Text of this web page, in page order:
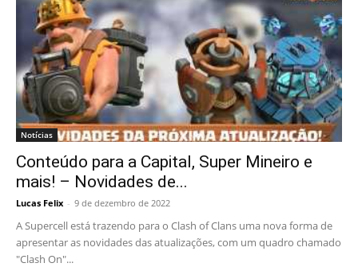
Notícias
Conteúdo para a Capital, Super Mineiro e
mais! – Novidades de...
Lucas Felix - 9 de dezembro de 2022
A Supercell está trazendo para o Clash of Clans uma nova forma de
apresentar as novidades das atualizações, com um quadro chamado
"Clash On"...